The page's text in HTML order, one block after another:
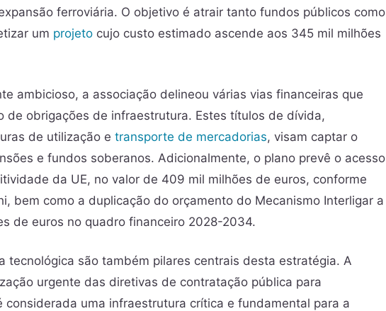
ferroviária. O objetivo é atrair tanto fundos públicos como
um projeto cujo custo estimado ascende aos 345 mil milhões
ambicioso, a associação delineou várias vias financeiras que
de obrigações de infraestrutura. Estes títulos de dívida,
de utilização e transporte de mercadorias, visam captar o
e fundos soberanos. Adicionalmente, o plano prevê o acesso
da UE, no valor de 409 mil milhões de euros, conforme
bem como a duplicação do orçamento do Mecanismo Interligar a
de euros no quadro financeiro 2028-2034.
tecnológica são também pilares centrais desta estratégia. A
urgente das diretivas de contratação pública para
considerada uma infraestrutura crítica e fundamental para a